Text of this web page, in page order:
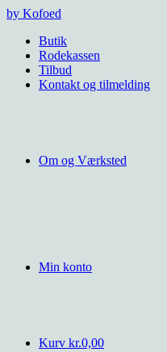
Videre
indhold
by Kofoed
Butik
Rodekassen
Tilbud
Kontakt og tilmelding
Om og Værksted
Min konto
Kurv kr.0,00